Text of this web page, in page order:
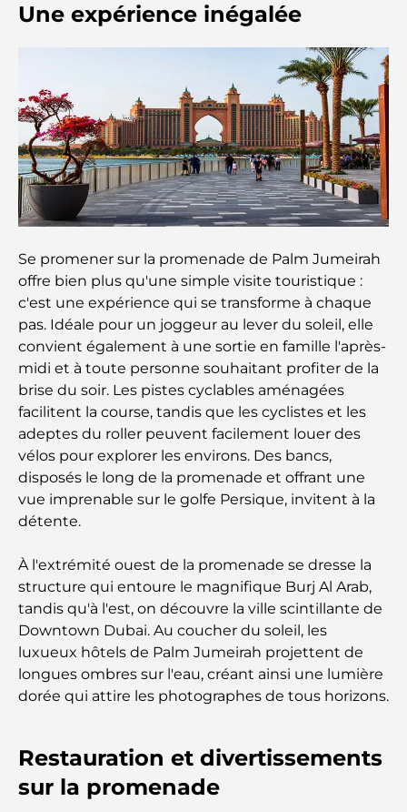
avant-goût d'Italie au cœur de la ville
Les 7 meilleures salles de sport de Dubai Hills : le
Le guide ultime des restaurants gastronomiques
de Palm Jumeirah
Découvrez les meilleurs petits-déjeuners de
Business Bay, à Dubaï.
Hôpitaux publics à Dubaï : des soins de santé
complets pour tous
Lamborghini les plus chères jamais construites : la
liste ultime des collectionneurs
L'école GEMS la plus chère de Dubaï : un guide
complet pour les parents
Les meilleures écoles près de Damac Hills 2 : un
guide pour les familles
Les meilleurs restaurants indiens de Dubaï : un
voyage culinaire
Découvrez la promenade de Palm Jumeirah : une
balade placée sous le signe du luxe et des
panoramas.
Meilleurs quartiers où vivre en famille à Dubaï :
découvrez les meilleures options
Que faire dans le centre-ville de Dubaï : votre
guide ultime
Une expérience inégalée
Se promener sur la promenade de Palm Jumeirah
offre bien plus qu'une simple visite touristique :
c'est une expérience qui se transforme à chaque
pas. Idéale pour un joggeur au lever du soleil, elle
convient également à une sortie en famille l'après-
midi et à toute personne souhaitant profiter de la
brise du soir. Les pistes cyclables aménagées
facilitent la course, tandis que les cyclistes et les
adeptes du roller peuvent facilement louer des
vélos pour explorer les environs. Des bancs,
disposés le long de la promenade et offrant une
vue imprenable sur le golfe Persique, invitent à la
détente.
À l'extrémité ouest de la promenade se dresse la
structure qui entoure le magnifique Burj Al Arab,
tandis qu'à l'est, on découvre la ville scintillante de
Downtown Dubai. Au coucher du soleil, les
luxueux hôtels de Palm Jumeirah projettent de
longues ombres sur l'eau, créant ainsi une lumière
dorée qui attire les photographes de tous horizons.
Restauration et divertissements
sur la promenade